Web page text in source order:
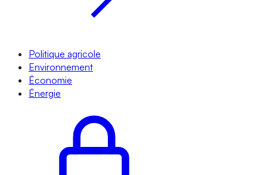
Politique agricole
Environnement
Économie
Énergie